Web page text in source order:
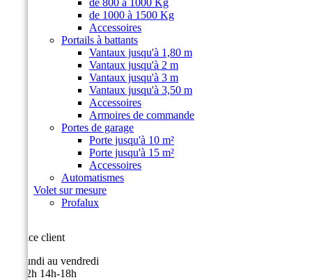
de 800 à 1000 Kg
de 1000 à 1500 Kg
Accessoires
Portails à battants
Vantaux jusqu'à 1,80 m
Vantaux jusqu'à 2 m
Vantaux jusqu'à 3 m
Vantaux jusqu'à 3,50 m
Accessoires
Armoires de commande
Portes de garage
Porte jusqu'à 10 m²
Porte jusqu'à 15 m²
Accessoires
Automatismes
Volet sur mesure
Profalux
Service client
Du lundi au vendredi
9h-12h 14h-18h